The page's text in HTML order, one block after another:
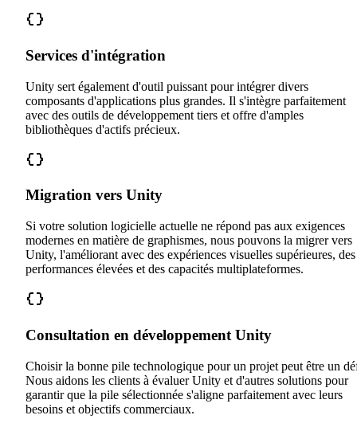
Services d'intégration
Unity sert également d'outil puissant pour intégrer divers
composants d'applications plus grandes. Il s'intègre parfaitement
avec des outils de développement tiers et offre d'amples
bibliothèques d'actifs précieux.
Migration vers Unity
Si votre solution logicielle actuelle ne répond pas aux exigences
modernes en matière de graphismes, nous pouvons la migrer vers
Unity, l'améliorant avec des expériences visuelles supérieures, des
performances élevées et des capacités multiplateformes.
Consultation en développement Unity
Choisir la bonne pile technologique pour un projet peut être un
Nous aidons les clients à évaluer Unity et d'autres solutions pour
garantir que la pile sélectionnée s'aligne parfaitement avec leurs
besoins et objectifs commerciaux.